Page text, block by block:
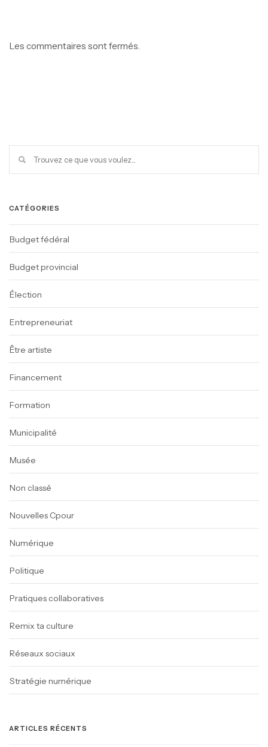
Les commentaires sont fermés.
CATÉGORIES
Budget fédéral
Budget provincial
Élection
Entrepreneuriat
Être artiste
Financement
Formation
Municipalité
Musée
Non classé
Nouvelles Cpour
Numérique
Politique
Pratiques collaboratives
Remix ta culture
Réseaux sociaux
Stratégie numérique
ARTICLES RÉCENTS